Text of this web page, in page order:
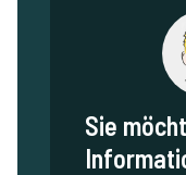
Sie